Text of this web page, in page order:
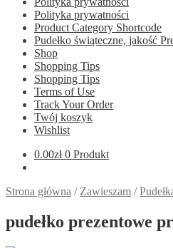
Polityka prywatności
Product Category Shortcode
Pudełko świąteczne, jakość
Shop
Shopping Tips
Shopping Tips
Terms of Use
Track Your Order
Twój koszyk
Wishlist
0.00zł 0 Produkt
Strona główna / Zawieszam /
pudełko prezentowe